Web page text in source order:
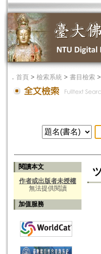
． 首頁 > 檢索系統 > 書目檢索 >
閱讀本文
作者或出版者未授權
無法提供閱讀
加值服務